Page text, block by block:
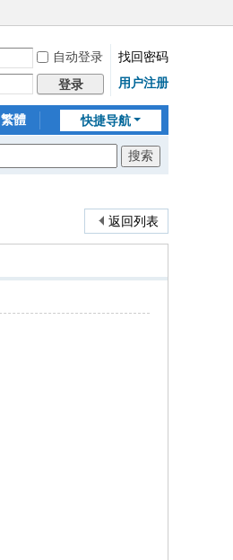
自动登录
找回密码
登录 用户注册
快捷导航
繁體
返回列表